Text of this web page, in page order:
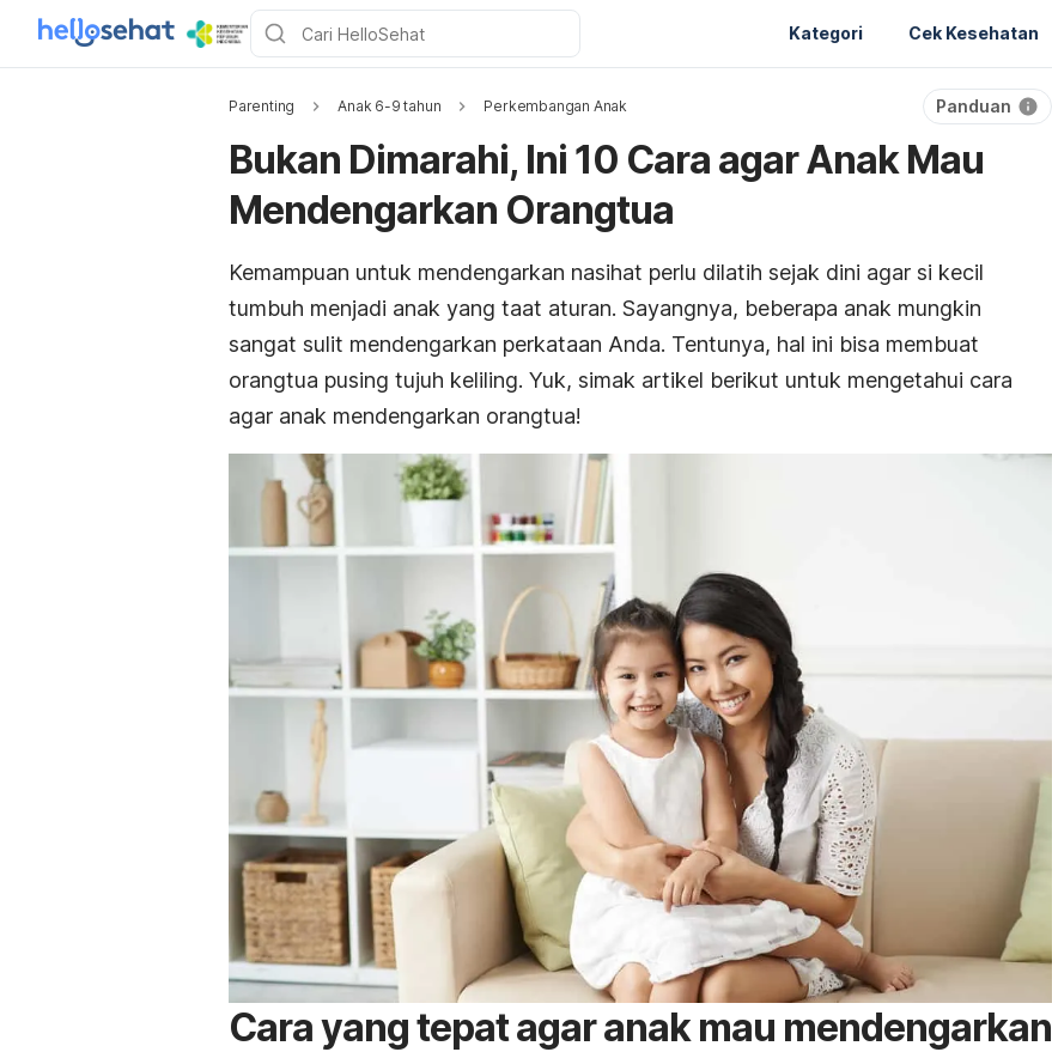
Kategori Cek Kesehatan
Parenting Anak 6-9 tahun Perkembangan Anak Panduan
Bukan Dimarahi, Ini 10 Cara agar Anak Mau
Mendengarkan Orangtua
Kemampuan untuk mendengarkan nasihat perlu dilatih sejak dini agar si kecil
tumbuh menjadi anak yang taat aturan. Sayangnya, beberapa anak mungkin
sangat sulit mendengarkan perkataan Anda. Tentunya, hal ini bisa membuat
orangtua pusing tujuh keliling. Yuk, simak artikel berikut untuk mengetahui cara
agar anak mendengarkan orangtua!
Cara yang tepat agar anak mau mendengarkan